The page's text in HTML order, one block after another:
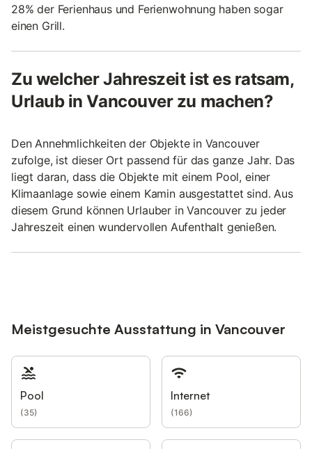
28% der Ferienhaus und Ferienwohnung haben sogar
einen Grill.
Zu welcher Jahreszeit ist es ratsam,
Urlaub in Vancouver zu machen?
Den Annehmlichkeiten der Objekte in Vancouver
zufolge, ist dieser Ort passend für das ganze Jahr. Das
liegt daran, dass die Objekte mit einem Pool, einer
Klimaanlage sowie einem Kamin ausgestattet sind. Aus
diesem Grund können Urlauber in Vancouver zu jeder
Jahreszeit einen wundervollen Aufenthalt genießen.
Meistgesuchte Ausstattung in Vancouver
Pool
(35)
Internet
(166)